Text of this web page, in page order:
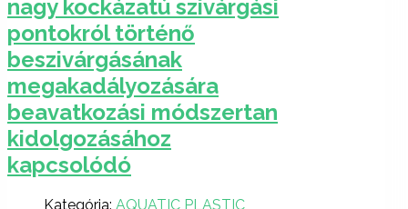
nagy kockázatú szivárgási
pontokról történő
beszivárgásának
megakadályozására
beavatkozási módszertan
kidolgozásához
kapcsolódó
Kategória: AQUATIC PLASTIC